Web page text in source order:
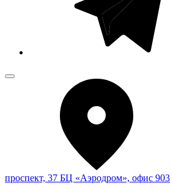
проспект, 37 БЦ «Аэродром», офис 903